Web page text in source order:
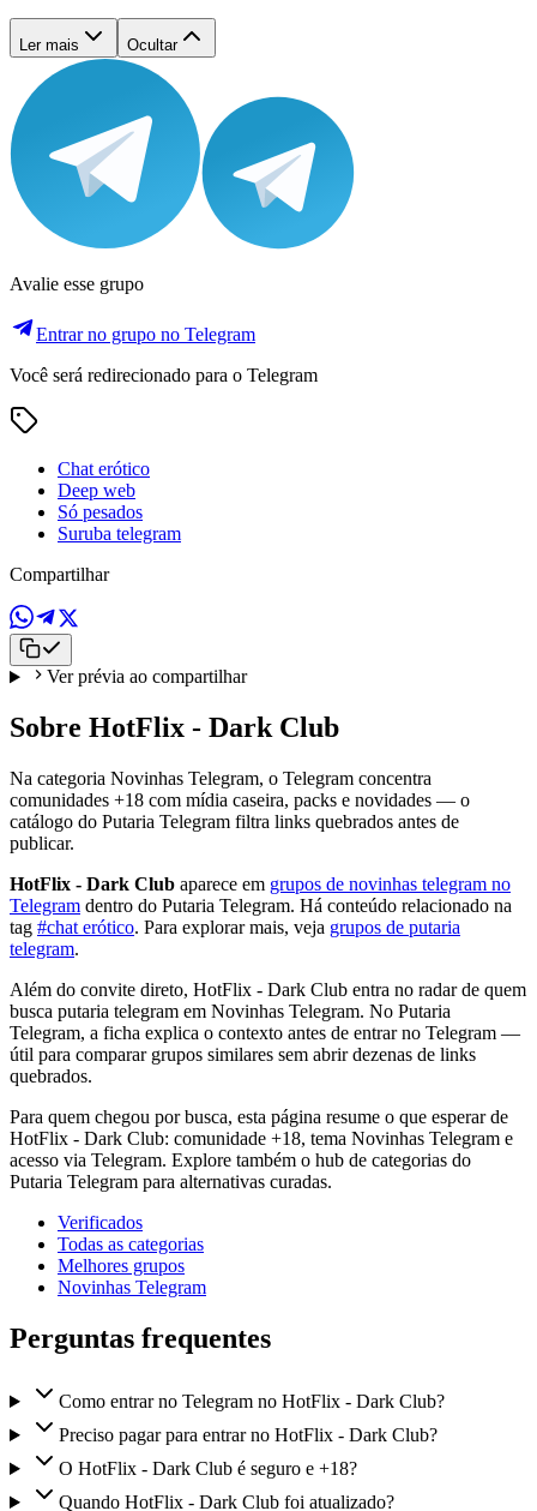
Ler mais Ocultar
Avalie esse grupo
Entrar no grupo no Telegram
Você será redirecionado para o Telegram
Chat erótico
Deep web
Só pesados
Suruba telegram
Compartilhar
Ver prévia ao compartilhar
Sobre HotFlix - Dark Club
Na categoria Novinhas Telegram, o Telegram concentra
comunidades +18 com mídia caseira, packs e novidades — o
catálogo do Putaria Telegram filtra links quebrados antes de
publicar.
HotFlix - Dark Club aparece em grupos de novinhas telegram no
Telegram dentro do Putaria Telegram. Há conteúdo relacionado na
tag #chat erótico. Para explorar mais, veja grupos de putaria
telegram.
Além do convite direto, HotFlix - Dark Club entra no radar de quem
busca putaria telegram em Novinhas Telegram. No Putaria
Telegram, a ficha explica o contexto antes de entrar no Telegram —
útil para comparar grupos similares sem abrir dezenas de links
quebrados.
Para quem chegou por busca, esta página resume o que esperar de
HotFlix - Dark Club: comunidade +18, tema Novinhas Telegram e
acesso via Telegram. Explore também o hub de categorias do
Putaria Telegram para alternativas curadas.
Verificados
Todas as categorias
Melhores grupos
Novinhas Telegram
Perguntas frequentes
Como entrar no Telegram no HotFlix - Dark Club?
Preciso pagar para entrar no HotFlix - Dark Club?
O HotFlix - Dark Club é seguro e +18?
Quando HotFlix - Dark Club foi atualizado?